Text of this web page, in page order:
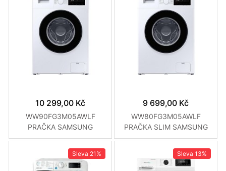
10 299,00 Kč
WW90FG3M05AWLF
PRAČKA SAMSUNG
9 699,00 Kč
WW80FG3M05AWLF
PRAČKA SLIM SAMSUNG
Sleva 21% Sleva 13%